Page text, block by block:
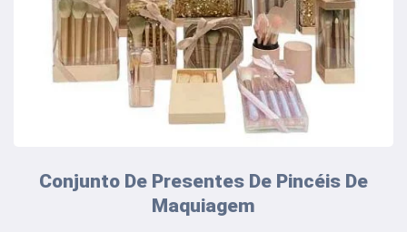
Conjunto De Presentes De Pincéis De
Maquiagem